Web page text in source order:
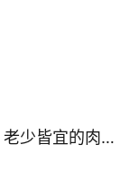
比布丁还要嫩，老少皆宜的肉沫蒸蛋